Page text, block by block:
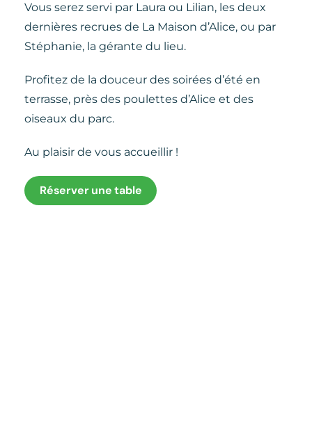
Vous serez servi par Laura ou Lilian, les deux
dernières recrues de La Maison d’Alice, ou par
Stéphanie, la gérante du lieu.
Profitez de la douceur des soirées d’été en
terrasse, près des poulettes d’Alice et des
oiseaux du parc.
Au plaisir de vous accueillir !
Réserver une table